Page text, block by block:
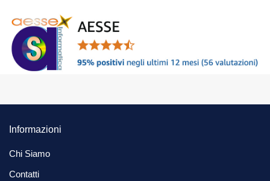
Informazioni
Chi Siamo
Contatti